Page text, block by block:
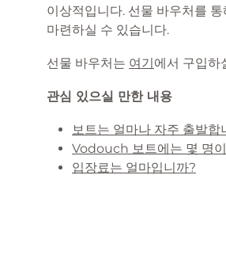
이상적입니다. 선물 바우처를
마련하실 수 있습니다.
선물 바우처는 여기에서 구입하
관심 있으실 만한 내용
보트는 얼마나 자주 출발합
Vodouch 보트에는 몇 명
입장료는 얼마입니까?